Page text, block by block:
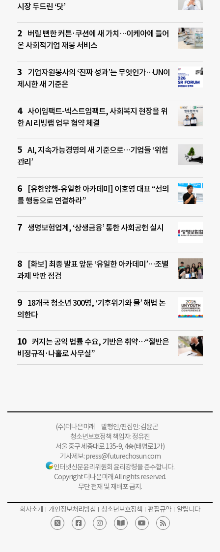
시장 두드린 ‘닷’
버릴 뻔한 커튼·쿠션에 새 가치…이케아에 들어
온 사회적기업 재봉 서비스
기업자원봉사의 ‘진짜 성과’는 무엇인가…UN이
제시한 새 기준은
사이임팩트-넥스트임팩트, 사회복지 현장을 위
한 AI 리빙랩 업무 협약 체결
AI, 지속가능경영의 새 기준으로…기업들 ‘위험
관리’
[유한양행-유일한 아카데미] 이호영 대표 “선의
를 행동으로 연결하라”
생명보험업계, ‘상생금융’ 통한 사회공헌 실시
[화보] 최종 발표 앞둔 ‘유일한 아카데미’…조별
과제 막판 점검
18개국 청소년 300명, ‘기후위기와 물’ 해법 논
의한다
커지는 공익 법률 수요, 기반은 취약…“절반은
비정규직·나홀로 사무실”
(주)더나은미래 발행인/편집인: 김윤곤
청소년보호정책 책임자: 정유진
서울 중구 세종대로 135-9, 4층(태평로1가)
기사제보:press@futurechosun.com
인터넷신문윤리위원회 윤리강령을 준수합니다.
Copyright 더나은미래 All rights reserved.
무단 전재 및 재배포 금지.
회사소개 개인정보처리방침 청소년보호정책 편집규약 알립니다